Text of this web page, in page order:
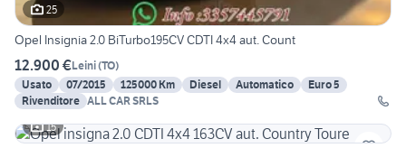
25
Opel Insignia 2.0 BiTurbo195CV CDTI 4x4 aut. Count
12.900 €Leini(TO)
Usato
07/2015 125000 Km Diesel Automatico
Euro 5
Rivenditore ALL CAR SRLS
15